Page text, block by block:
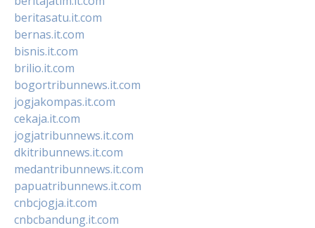
beritasatu.it.com
bernas.it.com
bisnis.it.com
brilio.it.com
bogortribunnews.it.com
jogjakompas.it.com
cekaja.it.com
jogjatribunnews.it.com
dkitribunnews.it.com
medantribunnews.it.com
papuatribunnews.it.com
cnbcjogja.it.com
cnbcbandung.it.com